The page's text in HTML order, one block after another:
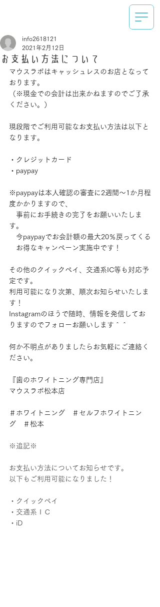
お支払い方法について
info2618121
2021年2月12日
マウスラボはキャッシュレスのお店となって
おります。
（※現金での会計は出来かねますのでご了承
ください。）
現段階でご利用可能なお支払い方法は以下と
なります。
・クレジットカード
・paypay
※paypayは本人確認の審査に2週間～1か月程
度かかりますので、
事前にお手続きの完了をお願いいたしま
す。
今paypayでお会計額の最大20％戻ってくる
お得なキャンペーン実施中です！
その他のクイックペイ、交通系IC等も対応予
定です。
利用可能になり次第、順次お知らせいたしま
す！
Instagramのほうで随時、情報を発信してお
りますのでフォローお願いします＾＾
何か不明点がありましたらお気軽にご連絡く
ださい。
『歯のホワイトニング専門店』
マウスラボ松本店
＃ホワイトニング　＃セルフホワイトニン
グ　＃松本
※追記※
お支払い方法についてお知らせです。
以下もご利用可能になりました！
・クイックペイ
・交通系ＩＣ
・iD